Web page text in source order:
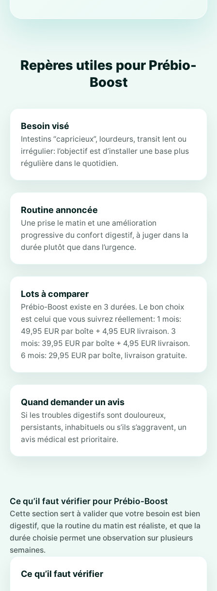
Repères utiles pour Prébio-
Boost
Besoin visé
Intestins “capricieux”, lourdeurs, transit lent ou
irrégulier: l’objectif est d’installer une base plus
régulière dans le quotidien.
Routine annoncée
Une prise le matin et une amélioration
progressive du confort digestif, à juger dans la
durée plutôt que dans l’urgence.
Lots à comparer
Prébio-Boost existe en 3 durées. Le bon choix
est celui que vous suivrez réellement: 1 mois:
49,95 EUR par boîte + 4,95 EUR livraison. 3
mois: 39,95 EUR par boîte + 4,95 EUR livraison.
6 mois: 29,95 EUR par boîte, livraison gratuite.
Quand demander un avis
Si les troubles digestifs sont douloureux,
persistants, inhabituels ou s’ils s’aggravent, un
avis médical est prioritaire.
Ce qu’il faut vérifier pour Prébio-Boost
Cette section sert à valider que votre besoin est bien
digestif, que la routine du matin est réaliste, et que la
durée choisie permet une observation sur plusieurs
semaines.
Ce qu’il faut vérifier